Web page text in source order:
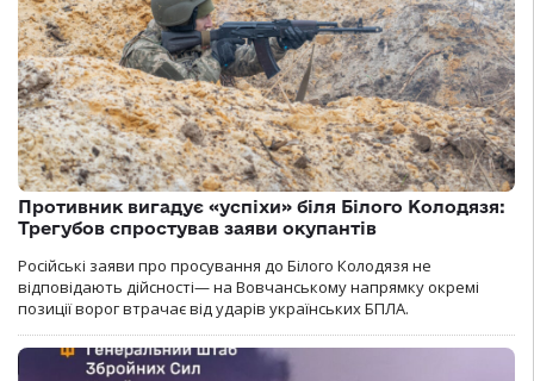
Противник вигадує «успіхи» біля Білого Колодязя:
Трегубов спростував заяви окупантів
Російські заяви про просування до Білого Колодязя не
відповідають дійсності— на Вовчанському напрямку окремі
позиції ворог втрачає від ударів українських БПЛА.